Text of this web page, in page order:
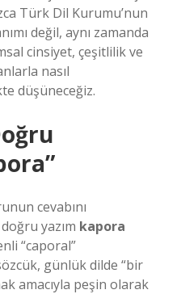
Türk Dil Kurumu’nun
değil, aynı zamanda
cinsiyet, çeşitlilik ve
nasıl
düşüneceğiz.
cevabını
yazım kapora
“caporal”
günlük dilde “bir
amacıyla peşin olarak